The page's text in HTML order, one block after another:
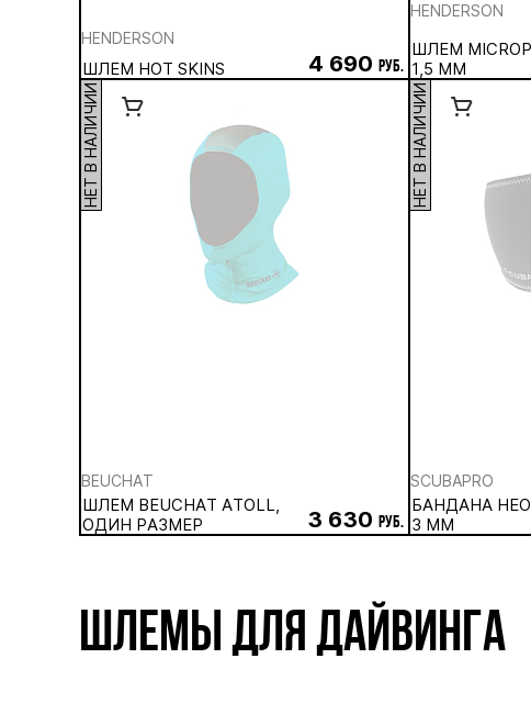
HENDERSON
ШЛЕМ HOT SKINS 4 690 руб.
HENDERSON
ШЛЕМ
1,5 ММ
НЕТ В НАЛИЧИИ
BEUCHAT
ШЛЕМ BEUCHAT ATOLL,
ОДИН РАЗМЕР
3 630 руб.
НЕТ В НАЛИЧИИ
SCUBAPRO
БАНДАНА
3 ММ
ШЛЕМЫ ДЛЯ ДАЙВИНГА